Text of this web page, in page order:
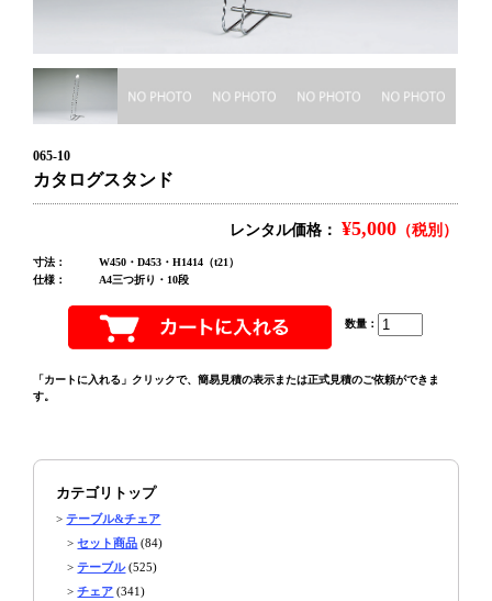
065-10
カタログスタンド
レンタル価格： ¥5,000 （税別）
寸法：
W450・D453・H1414（t21）
仕様：
A4三つ折り・10段
数量：
「カートに入れる」クリックで、簡易見積の表示または正式見積のご依頼ができま
す。
カテゴリトップ
>テーブル&チェア
>セット商品 (84)
>テーブル(525)
>チェア (341)